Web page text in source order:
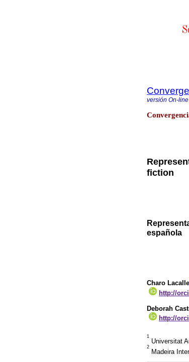
versión On-line
fiction
española
Charo Lacalle
http://
Deborah
http://
1
Universitat
2
Madeira